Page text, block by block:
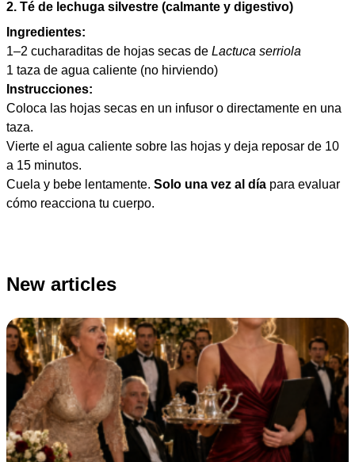
2. Té de lechuga silvestre (calmante y digestivo)
Ingredientes:
1–2 cucharaditas de hojas secas de Lactuca serriola
1 taza de agua caliente (no hirviendo)
Instrucciones:
Coloca las hojas secas en un infusor o directamente en una
taza.
Vierte el agua caliente sobre las hojas y deja reposar de 10
a 15 minutos.
Cuela y bebe lentamente. Solo una vez al día para evaluar
cómo reacciona tu cuerpo.
New articles